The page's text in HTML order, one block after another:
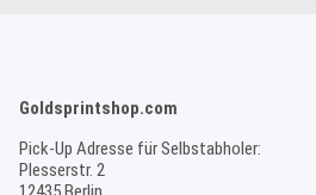
Goldsprintshop.com
Pick-Up Adresse für Selbstabholer:
Plesserstr. 2